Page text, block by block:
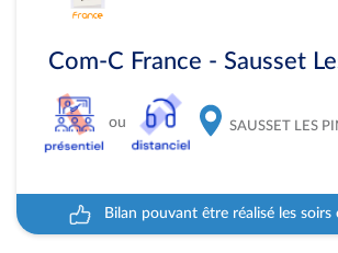
Com-C France - Sausset
ou SAUSSET LES
Bilan pouvant être réalisé les soirs